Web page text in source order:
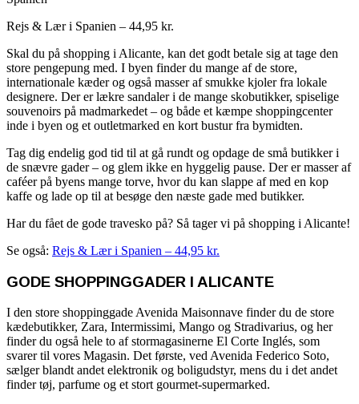
Rejs & Lær i Spanien – 44,95 kr.
Skal du på shopping i Alicante, kan det godt betale sig at tage den
store pengepung med. I byen finder du mange af de store,
internationale kæder og også masser af smukke kjoler fra lokale
designere. Der er lækre sandaler i de mange skobutikker, spiselige
souvenoirs på madmarkedet – og både et kæmpe shoppingcenter
inde i byen og et outletmarked en kort bustur fra bymidten.
Tag dig endelig god tid til at gå rundt og opdage de små butikker i
de snævre gader – og glem ikke en hyggelig pause. Der er masser af
caféer på byens mange torve, hvor du kan slappe af med en kop
kaffe og lade op til at besøge den næste gade med butikker.
Har du fået de gode travesko på? Så tager vi på shopping i Alicante!
Se også: Rejs & Lær i Spanien – 44,95 kr.
GODE SHOPPINGGADER I ALICANTE
I den store shoppinggade Avenida Maisonnave finder du de store
kædebutikker, Zara, Intermissimi, Mango og Stradivarius, og her
finder du også hele to af stormagasinerne El Corte Inglés, som
svarer til vores Magasin. Det første, ved Avenida Federico Soto,
sælger blandt andet elektronik og boligudstyr, mens du i det andet
finder tøj, parfume og et stort gourmet-supermarked.